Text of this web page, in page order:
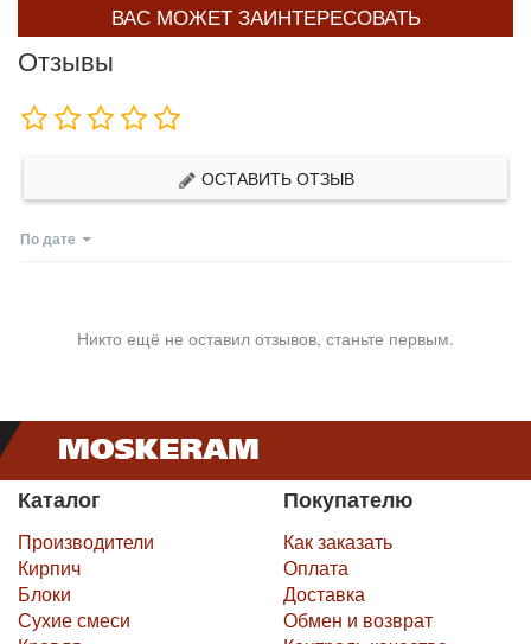
ВАС МОЖЕТ ЗАИНТЕРЕСОВАТЬ
Отзывы
ОСТАВИТЬ ОТЗЫВ
По дате
Никто ещё не оставил отзывов, станьте первым.
Каталог
Производители
Кирпич
Блоки
Сухие смеси
Покупателю
Как заказать
Оплата
Доставка
Обмен и возврат